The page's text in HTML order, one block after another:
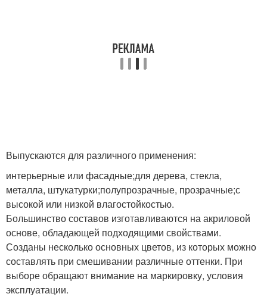
Выпускаются для различного применения:
интерьерные или фасадные;для дерева, стекла,
металла, штукатурки;полупрозрачные, прозрачные;с
высокой или низкой влагостойкостью.
Большинство составов изготавливаются на акриловой
основе, обладающей подходящими свойствами.
Созданы несколько основных цветов, из которых можно
составлять при смешивании различные оттенки. При
выборе обращают внимание на маркировку, условия
эксплуатации.